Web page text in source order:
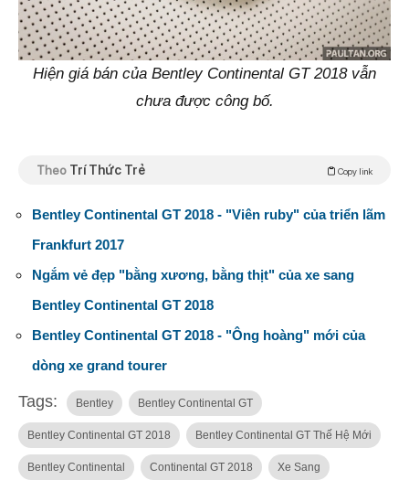
Hiện giá bán của Bentley Continental GT 2018 vẫn
chưa được công bố.
Theo Trí Thức Trẻ Copy link
Bentley Continental GT 2018 - "Viên ruby" của triển lãm
Frankfurt 2017
Ngắm vẻ đẹp "bằng xương, bằng thịt" của xe sang
Bentley Continental GT 2018
Bentley Continental GT 2018 - "Ông hoàng" mới của
dòng xe grand tourer
Tags: Bentley Bentley Continental GT
Bentley Continental GT 2018 Bentley Continental GT Thế Hệ Mới
Bentley Continental Continental GT 2018 Xe Sang